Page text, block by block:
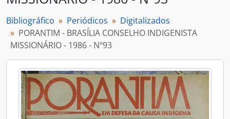
Bibliográfico Periódicos
Digitalizados
PORANTIM - BRASÍLIA CONSELHO INDIGENISTA
MISSIONÁRIO - 1986 - Nº93